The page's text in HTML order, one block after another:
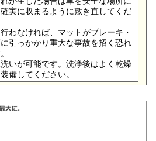
実に収まるように敷き直してくだ
わなければ、マットがブレーキ・
引っかかり重大な事故を招く恐れ
いが可能です。洗浄後はよく乾燥
備してください。